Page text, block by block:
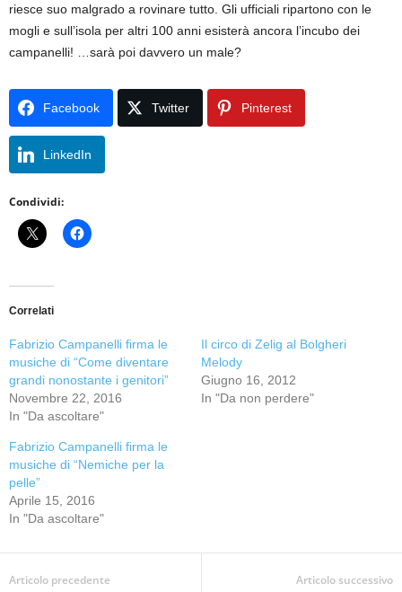
riesce suo malgrado a rovinare tutto. Gli ufficiali ripartono con le
mogli e sull’isola per altri 100 anni esisterà ancora l’incubo dei
campanelli! …sarà poi davvero un male?
Facebook Twitter Pinterest
LinkedIn
Condividi:
Correlati
Fabrizio Campanelli firma le
musiche di “Come diventare
grandi nonostante i genitori”
Novembre 22, 2016
In "Da ascoltare"
Il circo di Zelig al Bolgheri
Melody
Giugno 16, 2012
In "Da non perdere"
Fabrizio Campanelli firma le
musiche di “Nemiche per la
pelle”
Aprile 15, 2016
In "Da ascoltare"
Articolo precedente Articolo successivo